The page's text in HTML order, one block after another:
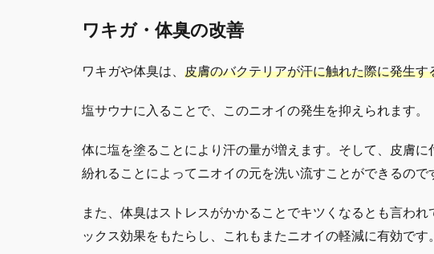
ワキガ・体臭の改善
ワキガや体臭は、 皮膚のバクテリアが汗に触れた際に発生す
塩サウナに入ることで、このニオイの発生を抑えられます。
体に塩を塗ることにより汗の量が増えます。そして、皮膚
紛れることによってニオイの元を洗い流すことができるので
また、体臭はストレスがかかることでキツくなるとも言わ
ックス効果をもたらし、これもまたニオイの軽減に有効です。